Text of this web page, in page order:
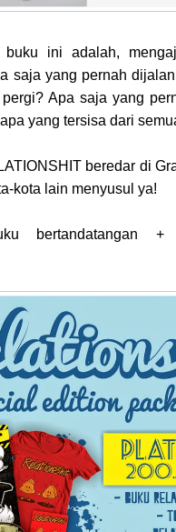
ini adalah,
saja yang pernah
Apa saja yang
yang tersisa dari
beredar di
kota lain menyusul ya!
bertandatangan +